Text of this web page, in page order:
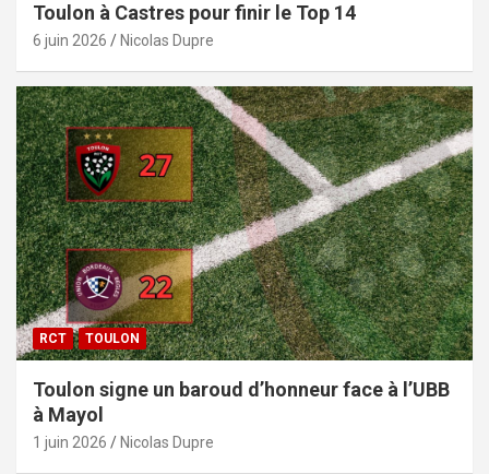
Toulon à Castres pour finir le Top 14
6 juin 2026 Nicolas Dupre
RCT TOULON
Toulon signe un baroud d’honneur face à l’UBB
à Mayol
1 juin 2026 Nicolas Dupre